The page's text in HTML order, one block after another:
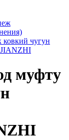
ковкий чугун
JIANZHI
муфту